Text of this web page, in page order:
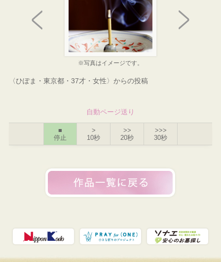
※写真はイメージです。
〈ひぽま・東京都・37才・女性〉からの投稿
自動ページ送り
■
停止
>
10秒
>>
20秒
>>>
30秒